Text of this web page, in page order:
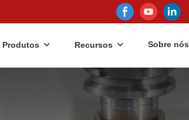
Produtos Recursos Sobre nós